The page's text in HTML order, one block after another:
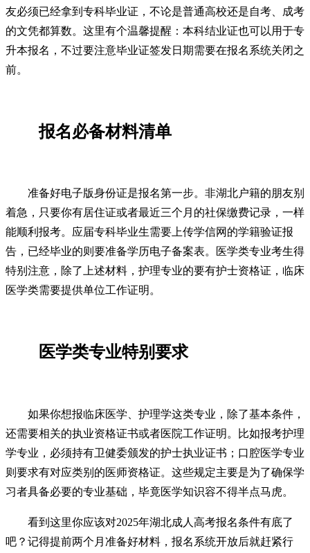
友必须已经拿到专科毕业证，不论是普通高校还是自考、成考
的文凭都算数。这里有个温馨提醒：本科结业证也可以用于专
升本报名，不过要注意毕业证签发日期需要在报名系统关闭之
前。
报名必备材料清单
准备好电子版身份证是报名第一步。非湖北户籍的朋友别
着急，只要你有居住证或者最近三个月的社保缴费记录，一样
能顺利报考。应届专科毕业生需要上传学信网的学籍验证报
告，已经毕业的则要准备学历电子备案表。医学类专业考生得
特别注意，除了上述材料，护理专业的要有护士资格证，临床
医学类需要提供单位工作证明。
医学类专业特别要求
如果你想报临床医学、护理学这类专业，除了基本条件，
还需要相关的执业资格证书或者医院工作证明。比如报考护理
学专业，必须持有卫健委颁发的护士执业证书；口腔医学专业
则要求有对应类别的医师资格证。这些规定主要是为了确保学
习者具备必要的专业基础，毕竟医学知识容不得半点马虎。
看到这里你应该对2025年湖北成人高考报名条件有底了
吧？记得提前两个月准备好材料，报名系统开放后就赶紧行